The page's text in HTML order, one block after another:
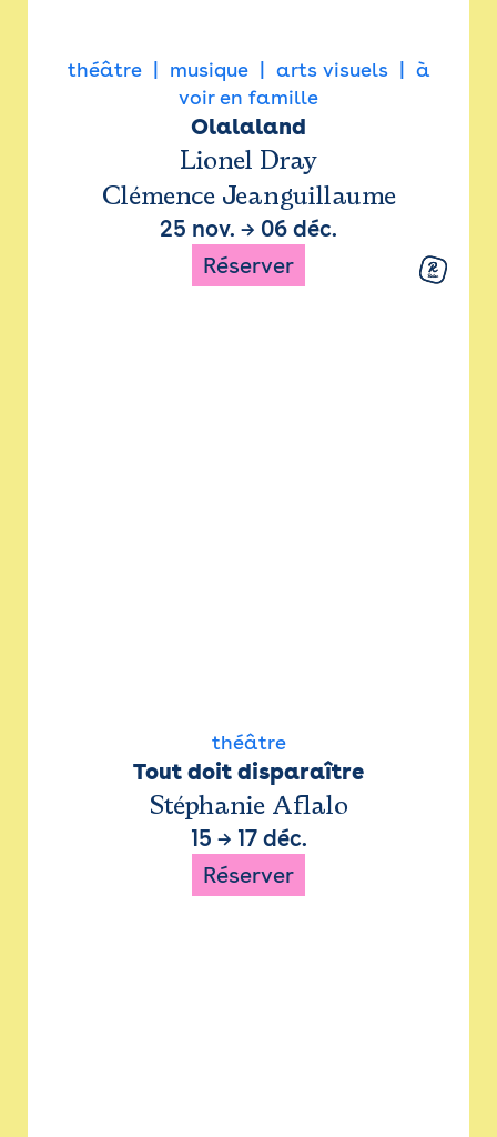
théâtre musique arts visuels
à
voir en famille
Olalaland
Lionel Dray
Clémence Jeanguillaume
25 nov. → 06 déc.
Réserver
théâtre
Tout doit disparaître
Stéphanie Aflalo
15 → 17 déc.
Réserver